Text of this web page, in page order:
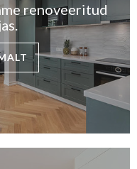
renoveeritud